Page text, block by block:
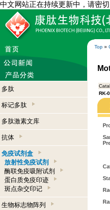
中文网站正在持续更新中，请密
Top »
多肽
标记多肽
多肽激素文库
抗体
免疫试剂盒
放射性免疫试剂
酶联免疫吸附试剂
蛋白质免疫印迹
斑点杂交印记
生物标志物阵列
RK-